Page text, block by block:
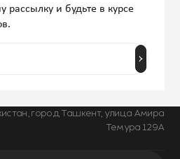
город Ташкент, улица Амира
Темура 129А
и будьте в курсе